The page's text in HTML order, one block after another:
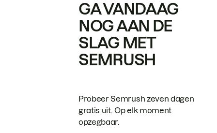
GA VANDAAG
NOG AAN DE
SLAG MET
SEMRUSH
Probeer Semrush zeven dagen
gratis uit. Op elk moment
opzegbaar.